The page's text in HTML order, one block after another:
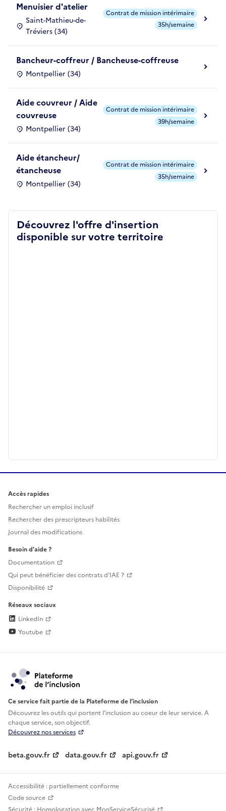
Menuisier d'atelier
Saint-Mathieu-de-
Tréviers (34)
Contrat de mission intérimaire
35h/semaine
Bancheur-coffreur / Bancheuse-coffreuse
Montpellier (34)
Aide couvreur / Aide
couvreuse
Montpellier (34)
Contrat de mission intérimaire
39h/semaine
Aide étancheur/
étancheuse
Montpellier (34)
Contrat de mission intérimaire
35h/semaine
Découvrez l'offre d'insertion
disponible sur votre territoire
Accès rapides
Rechercher un emploi inclusif
Rechercher des prescripteurs habilités
Journal des modifications
Besoin d'aide ?
Documentation
Qui peut bénéficier des contrats d'IAE ?
Disponibilité
Réseaux sociaux
LinkedIn
Youtube
Ce service fait partie de la Plateforme de l’inclusion
Découvrez les outils qui portent l'inclusion aucoeur de leur service. A
chaque service, son objectif.
Découvrez nos services
beta.gouv.fr data.gouv.fr api.gouv.fr
Accessibilité : partiellement conforme
Code source